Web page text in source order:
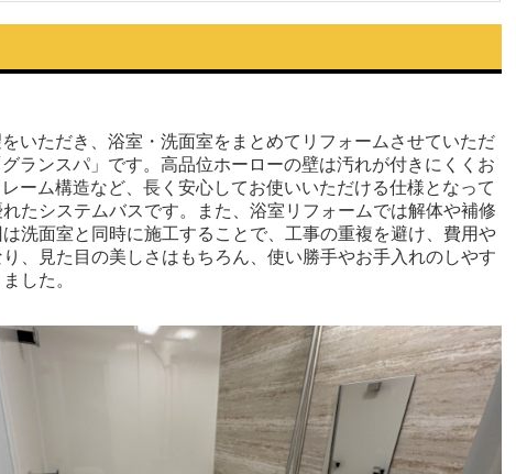
いただき、浴室・洗面室をまとめてリフォームさせていただ
ランスパ」です。高品位ホーローの壁は汚れが付きにくくお
ーム構造など、長く安心してお使いいただける仕様となって
たシステムバスです。また、浴室リフォームでは解体や補修
洗面室と同時に施工することで、工事の重複を避け、費用や
、見た目の美しさはもちろん、使い勝手やお手入れのしやす
した。